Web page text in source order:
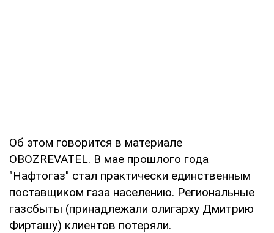
Об этом говорится в материале
OBOZREVATEL. В мае прошлого года
"Нафтогаз" стал практически единственным
поставщиком газа населению. Региональные
газсбыты (принадлежали олигарху Дмитрию
Фирташу) клиентов потеряли.